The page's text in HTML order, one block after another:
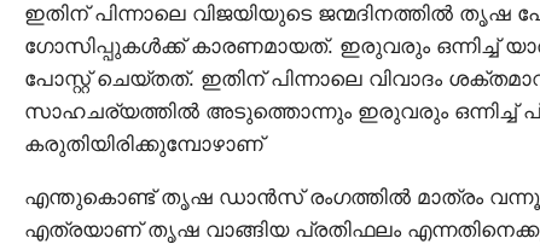
ഇതിന് പിന്നാലെ വിജയിയുടെ ജന്മദിനത്തിൽ തൃഷ
ഗോസിപ്പുകൾക്ക് കാരണമായത്. ഇരുവരും ഒന്നിച്ച്
പോസ്റ്റ് ചെയ്തത്. ഇതിന് പിന്നാലെ വിവാദം
സാഹചര്യത്തിൽ അടുത്തൊന്നും ഇരുവരും ഒന്നിച്ച്
കരുതിയിരിക്കുമ്പോഴാണ്
എന്തുകൊണ്ട് ത‍ൃഷ ഡാൻസ് രം​ഗത്തിൽ മാത്രം
എത്രയാണ് തൃഷ വാങ്ങിയ പ്രതിഫലം